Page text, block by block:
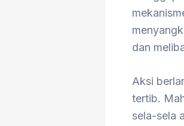
dan
Aksi
tertib.
sela-sela